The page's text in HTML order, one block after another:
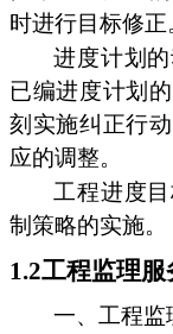
时进行目标修正
进度计划
已编进度计划
刻实施纠正行
应的调整。
工程进度
制策略的实施。
1.2工程监理
一、工程监